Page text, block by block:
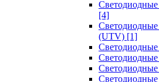
[4]
(UTV) [1]